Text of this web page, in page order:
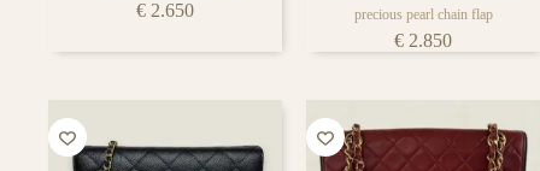
€ 2.650
precious pearl chain flap
€ 2.850